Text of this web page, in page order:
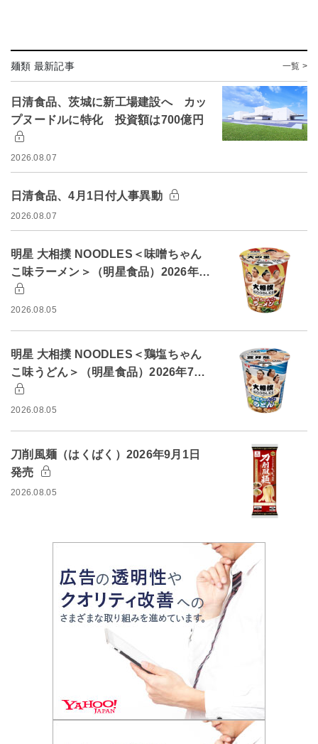
麺類 最新記事 一覧 >
日清食品、茨城に新工場建設へ カッ
プヌードルに特化 投資額は700億円
2026.08.07
日清食品、4月1日付人事異動
2026.08.07
明星 大相撲 NOODLES＜味噌ちゃん
こ味ラーメン＞（明星食品）2026年…
2026.08.05
明星 大相撲 NOODLES＜鶏塩ちゃん
こ味うどん＞（明星食品）2026年7…
2026.08.05
刀削風麺（はくばく）2026年9月1日
発売
2026.08.05